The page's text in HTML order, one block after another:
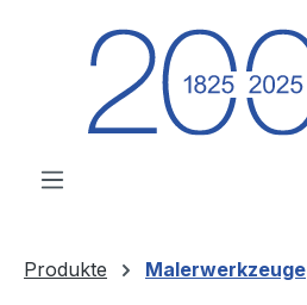
Zum Hauptinhalt springen
Produkte Malerwerkzeuge